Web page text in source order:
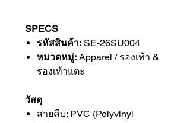
SPECS
รหัสสินค้า: SE-26SU004
หมวดหมู่: Apparel / รองเท้า &
รองเท้าแตะ
วัสดุ
สายคีบ: PVC (Polyvinyl